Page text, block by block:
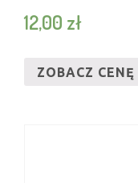
12,00 zł
ZOBACZ CENĘ